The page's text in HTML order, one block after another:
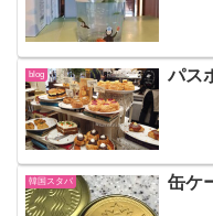
blog パス
韓国スタバ 缶ケ